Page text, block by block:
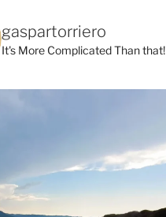
gaspartorriero
It's More Complicated Than that!